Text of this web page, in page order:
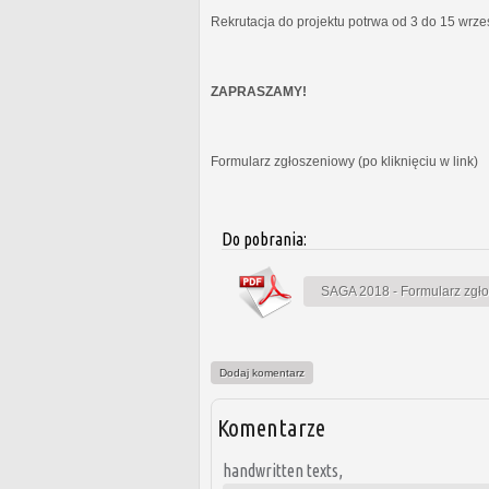
Rekrutacja do projektu potrwa od 3 do 15
ZAPRASZAMY!
Formularz zgłoszeniowy (po kliknięciu w link)
Do pobrania:
SAGA 2018 - Formularz
Dodaj komentarz
Komentarze
handwritten texts,